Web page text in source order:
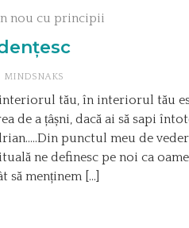
nou cu principii
MINDSNAKS
tău, în interiorul tău
de a țâșni, dacă ai să sapi
punctul meu de
ne definesc pe noi ca
să menținem […]